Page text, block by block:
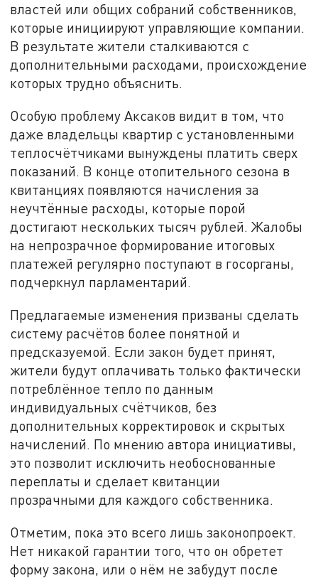
властей или общих собраний собственников,
которые инициируют управляющие компании.
В результате жители сталкиваются с
дополнительными расходами, происхождение
которых трудно объяснить.
Особую проблему Аксаков видит в том, что
даже владельцы квартир с установленными
теплосчётчиками вынуждены платить сверх
показаний. В конце отопительного сезона в
квитанциях появляются начисления за
неучтённые расходы, которые порой
достигают нескольких тысяч рублей. Жалобы
на непрозрачное формирование итоговых
платежей регулярно поступают в госорганы,
подчеркнул парламентарий.
Предлагаемые изменения призваны сделать
систему расчётов более понятной и
предсказуемой. Если закон будет принят,
жители будут оплачивать только фактически
потреблённое тепло по данным
индивидуальных счётчиков, без
дополнительных корректировок и скрытых
начислений. По мнению автора инициативы,
это позволит исключить необоснованные
переплаты и сделает квитанции
прозрачными для каждого собственника.
Отметим, пока это всего лишь законопроект.
Нет никакой гарантии того, что он обретет
форму закона, или о нём не забудут после